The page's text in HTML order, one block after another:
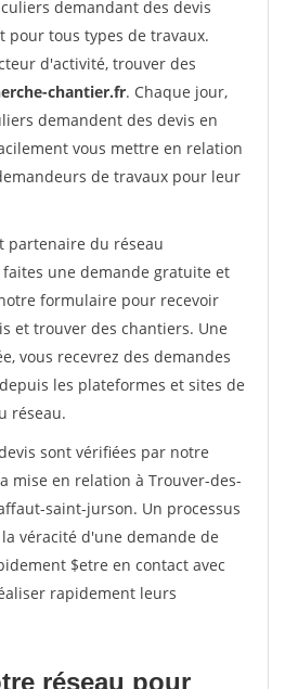
demandant des devis
pour tous types de travaux.
d'activité, trouver des
chantier.fr. Chaque jour,
demandent des devis en
vous mettre en relation
de travaux pour leur
partenaire du réseau
faites une demande gratuite et
formulaire pour recevoir
et trouver des chantiers. Une
vous recevrez des demandes
les plateformes et sites de
réseau.
sont vérifiées par notre
mise en relation à Trouver-des-
saint-jurson. Un processus
véracité d'une demande de
$etre en contact avec
rapidement leurs
réseau pour